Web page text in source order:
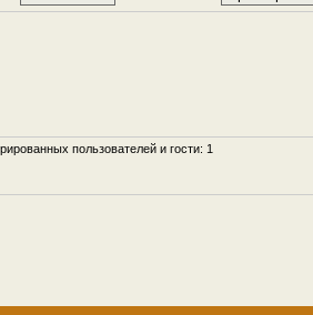
пользователей и гости: 1